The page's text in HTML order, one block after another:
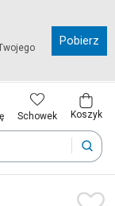
Pobierz
Schowek Koszyk
kraju.